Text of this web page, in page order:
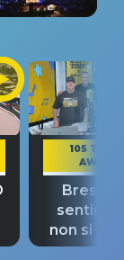
105 TAKE
AWAY
Bresh:
non si
fino alla